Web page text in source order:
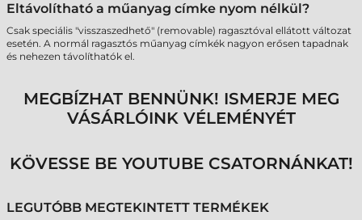
Eltávolítható a műanyag címke nyom nélkül?
Csak speciális "visszaszedhető" (removable) ragasztóval ellátott változat
esetén. A normál ragasztós műanyag címkék nagyon erősen tapadnak
és nehezen távolíthatók el.
MEGBÍZHAT BENNÜNK! ISMERJE MEG
VÁSÁRLÓINK VÉLEMÉNYÉT
KÖVESSE BE YOUTUBE CSATORNÁNKAT!
LEGUTÓBB MEGTEKINTETT TERMÉKEK